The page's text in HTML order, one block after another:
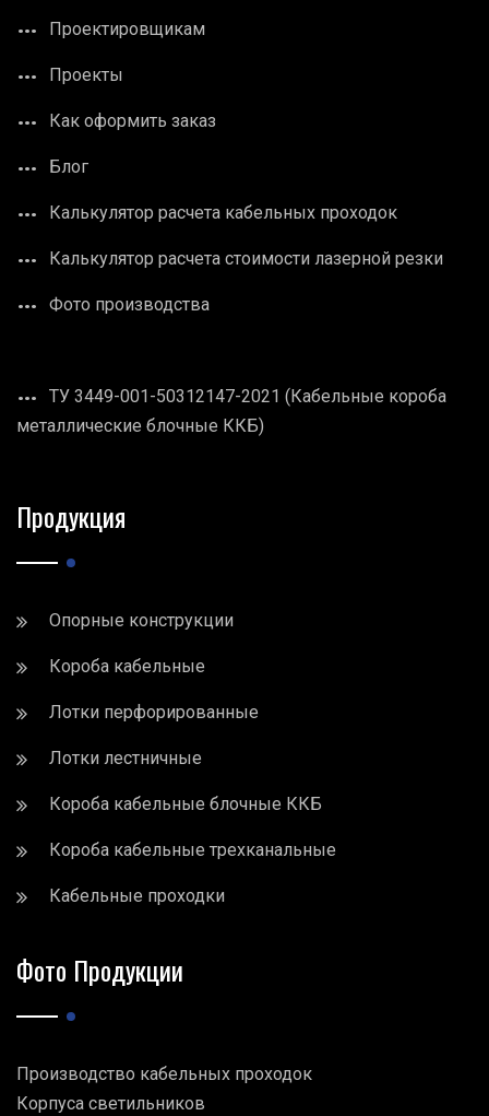
Проектировщикам
Проекты
Как оформить заказ
Блог
Калькулятор расчета кабельных проходок
Калькулятор расчета стоимости лазерной резки
Фото производства
ТУ 3449-001-50312147-2021 (Кабельные короба
металлические блочные ККБ)
Продукция
Опорные конструкции
Короба кабельные
Лотки перфорированные
Лотки лестничные
Короба кабельные блочные ККБ
Короба кабельные трехканальные
Кабельные проходки
Фото Продукции
Производство кабельных проходок
Корпуса светильников